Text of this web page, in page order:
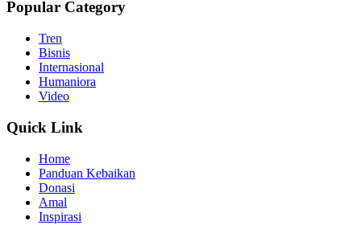
Popular Category
Tren
Bisnis
Internasional
Humaniora
Video
Quick Link
Home
Panduan Kebaikan
Donasi
Amal
Inspirasi